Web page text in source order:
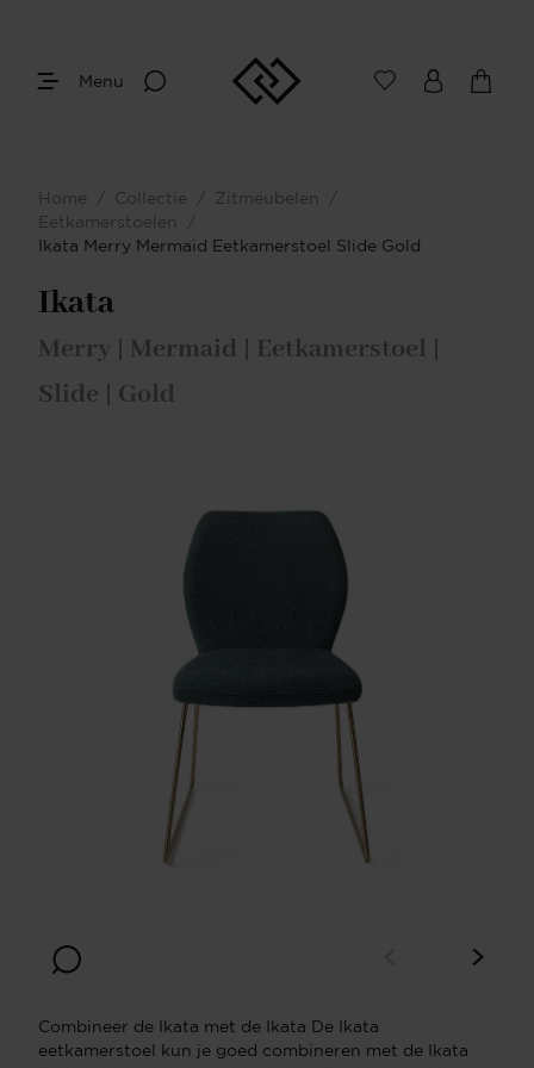
Menu
Home / Collectie / Zitmeubelen
/
Eetkamerstoelen
/
Ikata Merry Mermaid Eetkamerstoel Slide Gold
Ikata
Merry | Mermaid | Eetkamerstoel |
Slide | Gold
Combineer de Ikata met de Ikata De Ikata
eetkamerstoel kun je goed combineren met de Ikata